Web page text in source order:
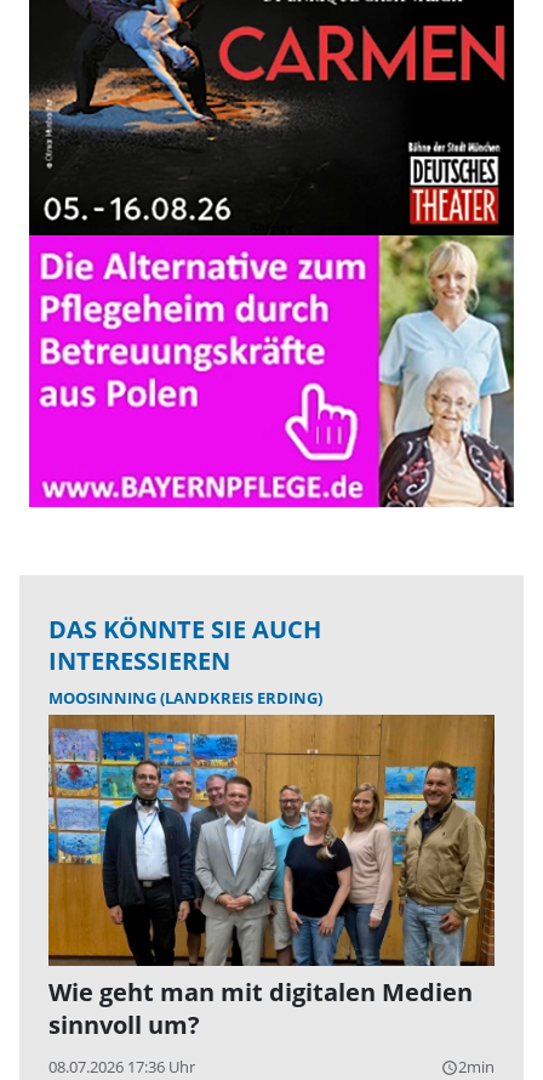
DAS KÖNNTE SIE AUCH
INTERESSIEREN
MOOSINNING (LANDKREIS ERDING)
Wie geht man mit digitalen Medien
sinnvoll um?
08.07.2026 17:36 Uhr query_builder2min